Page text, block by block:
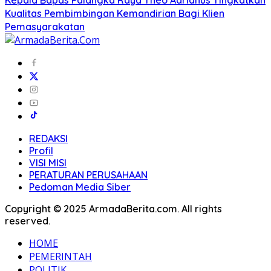
Kualitas Pembimbingan Kemandirian Bagi Klien
Pemasyarakatan
REDAKSI
Profil
VISI MISI
PERATURAN PERUSAHAAN
Pedoman Media Siber
Copyright © 2025 ArmadaBerita.com. All rights
reserved.
HOME
PEMERINTAH